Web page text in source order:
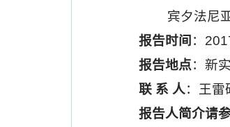
宾夕法尼亚
报告时间 ：
报告地点：新
联 系 人：王雷
报告人简介请